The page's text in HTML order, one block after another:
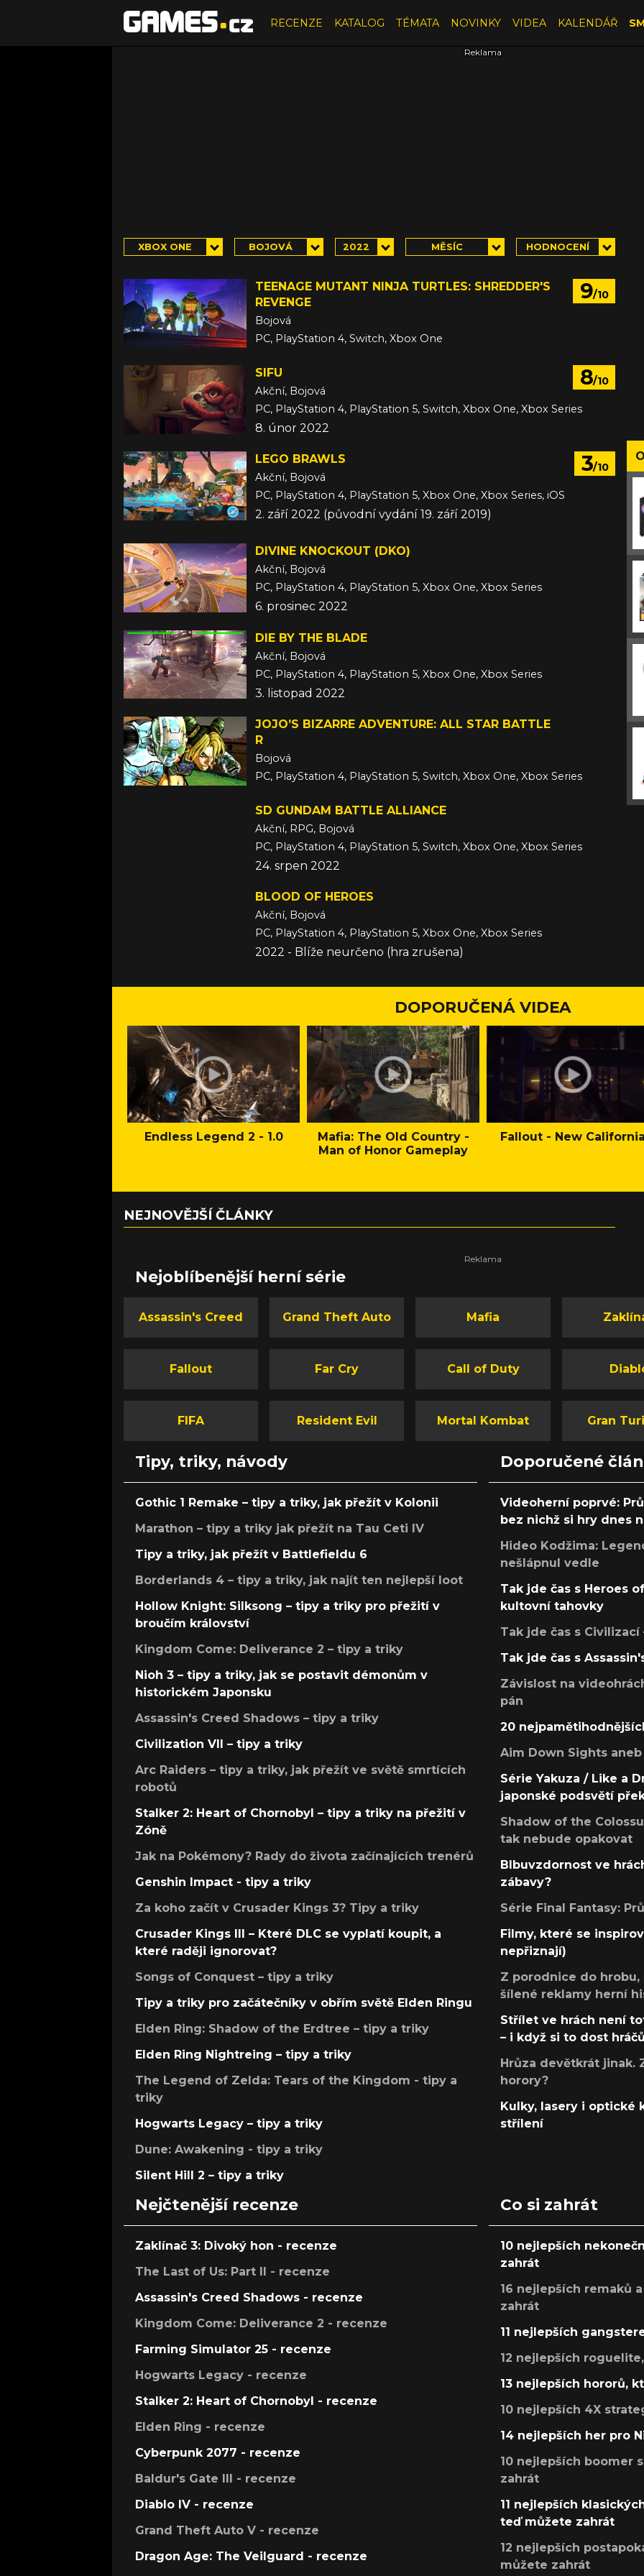
RECENZE KATALOG TÉMATA NOVINKY VIDEA KALENDÁŘ
XBOX ONE BOJOVÁ 2022 MĚSÍC HODNOCENÍ
9/10
TEENAGE MUTANT NINJA TURTLES: SHREDDER'S
REVENGE
Bojová
PC, PlayStation 4, Switch, Xbox One
8/10
SIFU
Akční, Bojová
PC, PlayStation 4, PlayStation 5, Switch, Xbox One, Xbox Series
8. únor 2022
3/10
LEGO BRAWLS
Akční, Bojová
PC, PlayStation 4, PlayStation 5, Xbox One, Xbox Series, iOS
2. září 2022 (původní vydání 19. září 2019)
DIVINE KNOCKOUT (DKO)
Akční, Bojová
PC, PlayStation 4, PlayStation 5, Xbox One, Xbox Series
6. prosinec 2022
DIE BY THE BLADE
Akční, Bojová
PC, PlayStation 4, PlayStation 5, Xbox One, Xbox Series
3. listopad 2022
JOJO’S BIZARRE ADVENTURE: ALL STAR BATTLE
R
Bojová
PC, PlayStation 4, PlayStation 5, Switch, Xbox One, Xbox Series
SD GUNDAM BATTLE ALLIANCE
Akční, RPG, Bojová
PC, PlayStation 4, PlayStation 5, Switch, Xbox One, Xbox Series
24. srpen 2022
BLOOD OF HEROES
Akční, Bojová
PC, PlayStation 4, PlayStation 5, Xbox One, Xbox Series
2022 - Blíže neurčeno (hra zrušena)
DOPORUČENÁ VIDEA
Endless Legend 2 - 1.0
Mafia: The Old Country -
Man of Honor Gameplay
Fallout - New California
NEJNOVĚJŠÍ ČLÁNKY
Nejoblíbenější herní série
Assassin's Creed Grand Theft Auto Mafia
Fallout Far Cry Call of Duty
FIFA Resident Evil Mortal Kombat Gran
Tipy, triky, návody
Gothic 1 Remake – tipy a triky, jak přežít v Kolonii
Marathon – tipy a triky jak přežít na Tau Ceti IV
Tipy a triky, jak přežít v Battlefieldu 6
Borderlands 4 – tipy a triky, jak najít ten nejlepší loot
Hollow Knight: Silksong – tipy a triky pro přežití v
broučím království
Kingdom Come: Deliverance 2 – tipy a triky
Nioh 3 – tipy a triky, jak se postavit démonům v
historickém Japonsku
Assassin's Creed Shadows – tipy a triky
Civilization VII – tipy a triky
Arc Raiders – tipy a triky, jak přežít ve světě smrtících
robotů
Stalker 2: Heart of Chornobyl – tipy a triky na přežití v
Zóně
Jak na Pokémony? Rady do života začínajících trenérů
Genshin Impact - tipy a triky
Za koho začít v Crusader Kings 3? Tipy a triky
Crusader Kings III – Které DLC se vyplatí koupit, a
které raději ignorovat?
Songs of Conquest – tipy a triky
Tipy a triky pro začátečníky v obřím světě Elden Ringu
Elden Ring: Shadow of the Erdtree – tipy a triky
Elden Ring Nightreing – tipy a triky
The Legend of Zelda: Tears of the Kingdom - tipy a
triky
Hogwarts Legacy – tipy a triky
Dune: Awakening - tipy a triky
Silent Hill 2 – tipy a triky
Doporučené
Videoherní poprvé:
bez nichž si hry dnes
Hideo Kodžima:
nešlápnul vedle
Tak jde čas s Heroes
kultovní tahovky
Tak jde čas s
Tak jde čas s
Závislost na
pán
20
Aim Down Sights
Série Yakuza / Like a
japonské podsvětí
Shadow of the
tak nebude opakovat
Blbuvzdornost ve
zábavy?
Série Final Fantasy:
Filmy, které se
nepřiznají)
Z porodnice do hrobu,
šílené reklamy herní
Střílet ve hrách není
– i když si to dost
Hrůza devětkrát
horory?
Kulky, lasery i optické
střílení
Nejčtenější recenze
Zaklínač 3: Divoký hon - recenze
The Last of Us: Part II - recenze
Assassin's Creed Shadows - recenze
Kingdom Come: Deliverance 2 - recenze
Farming Simulator 25 - recenze
Hogwarts Legacy - recenze
Stalker 2: Heart of Chornobyl - recenze
Elden Ring - recenze
Cyberpunk 2077 - recenze
Baldur's Gate III - recenze
Diablo IV - recenze
Grand Theft Auto V - recenze
Dragon Age: The Veilguard - recenze
Co si zahrát
10 nejlepších
zahrát
16 nejlepších remaků
zahrát
11 nejlepších
12 nejlepších
13 nejlepších hororů,
10 nejlepších 4X
14 nejlepších her pro
10 nejlepších boomer
zahrát
11 nejlepších
teď můžete zahrát
12 nejlepších
můžete zahrát